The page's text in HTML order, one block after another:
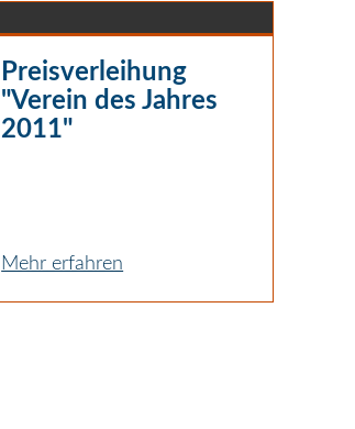
Preisverleihung
"Verein des Jahres
2011"
Mehr erfahren